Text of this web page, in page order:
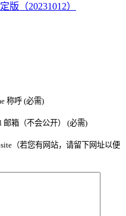
版（20231012）
称呼 (必需)
邮箱（不会公开） (必需)
（若您有网站，请留下网址以便